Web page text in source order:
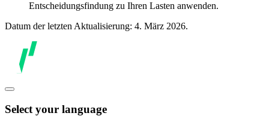
Entscheidungsfindung zu Ihren Lasten anwenden.
Datum der letzten Aktualisierung: 4. März 2026.
Select your language